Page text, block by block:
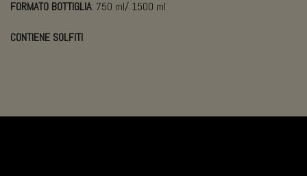
FORMATO BOTTIGLIA: 750 ml/ 1500 ml
CONTIENE SOLFITI